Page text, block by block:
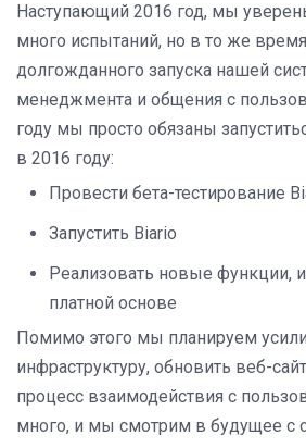
Наступающий 2016 год, мы
много испытаний, но в то же
долгожданного запуска нашей
менеджмента и общения с
году мы просто обязаны
в 2016 году:
Провести бета-тестирование
Запустить Biario
Реализовать новые функции,
платной основе
Помимо этого мы планируем
инфраструктуру, обновить веб-
процесс взаимодействия с
много, и мы смотрим в будущее с